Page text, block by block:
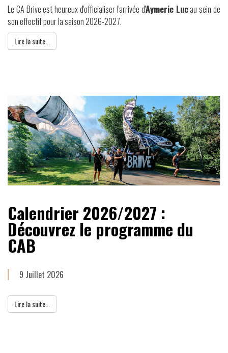
Le CA Brive est heureux d'officialiser l'arrivée d'Aymeric Lucau sein de
son effectif pour la saison 2026-2027.
Lire la suite...
Calendrier 2026/2027 :
Découvrez le programme du
CAB
9 Juillet 2026
Lire la suite...